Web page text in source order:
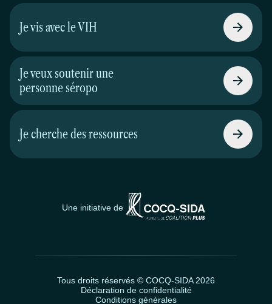
Je vis avec le VIH
Je veux soutenir une
personne séropo
Je cherche des ressources
Une initiative de
Tous droits réservés © COCQ-SIDA 2026
Déclaration de confidentialité
Conditions générales